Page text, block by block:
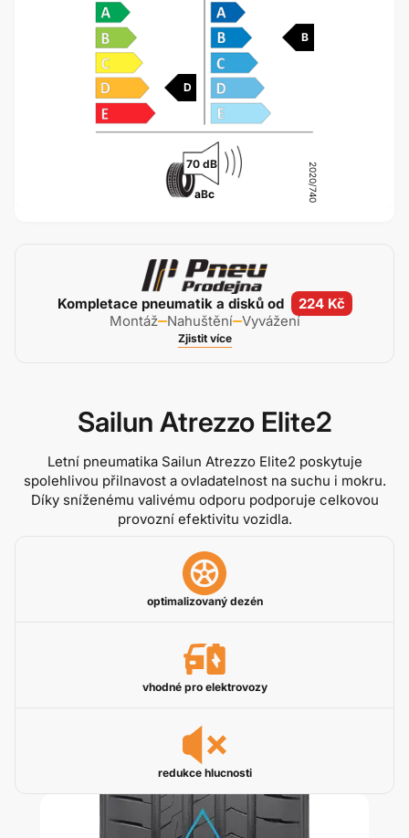
D
B
70 dB 2020/740
aBc
Kompletace pneumatik a disků od
224 Kč
Montáž Nahuštění Vyvážení
Zjistit více
Sailun Atrezzo Elite2
Letní pneumatika Sailun Atrezzo Elite2 poskytuje
spolehlivou přilnavost a ovladatelnost na suchu i mokru.
Díky sníženému valivému odporu podporuje celkovou
provozní efektivitu vozidla.
optimalizovaný dezén
vhodné pro elektrovozy
redukce hlucnosti